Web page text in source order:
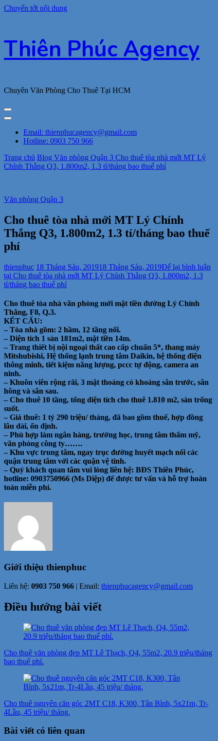
Chuyển tới nội dung
Thiên Phúc Agency
Chuyên Văn Phòng Cho Thuê Tại HCM
Email: thienphucagency@gmail.com
Hotline: 0903 750 966
Trang chủ Blog Văn phòng Quận 3 Cho thuê tòa nhà mới MT Lý
Chính Thắng Q3, 1.800m2, 1.3 tỉ/tháng bao thuế phí
Văn phòng Quận 3
Cho thuê tòa nhà mới MT Lý Chính
Thắng Q3, 1.800m2, 1.3 tỉ/tháng bao thuế
phí
thienphuc 18 Tháng Sáu, 201918 Tháng Sáu, 2019Để lại bình luận
tại Cho thuê tòa nhà mới MT Lý Chính Thắng Q3, 1.800m2, 1.3
tỉ/tháng bao thuế phí
Cho thuê tòa nhà văn phòng mới mặt tiền đường Lý Chính
Thắng, F8, Q.3.
KẾT CẤU:
– Tòa nhà gồm: 2 hầm, 12 tầng nổi.
– Diện tích 1 sàn 181m2, mặt tiền 14m.
– Trang thiết bị nội ngoại thất cao cấp chuẩn 5*, thang máy
Mitshubishi, Hệ thống lạnh trung tâm Daikin, hệ thống điện
thông minh, tiết kiệm năng lượng, pccc tự động, camera an
ninh.
– Khuôn viên rộng rãi, 3 mặt thoáng có khoảng sân trước, sân
hông và sân sau.
– Cho thuê 10 tầng, tổng diện tích cho thuê 1.810 m2, sàn trống
suốt.
– Giá thuê: 1 tỷ 290 triệu/ tháng, đã bao gồm thuế, hợp đồng
lâu dài, ổn định.
– Phù hợp làm ngân hàng, trường học, trung tâm thẩm mỹ,
văn phòng công ty…….
– Khu vực trung tâm, ngay trục đường huyết mạch nối các
quận trung tâm với các quận vệ tinh.
– Quý khách quan tâm vui lòng liên hệ: BĐS Thiên Phúc,
hotline: 0903750966 (Ms Diệp) để được tư vấn và hỗ trợ hoàn
toàn miễn phí.
Giới thiệu thienphuc
Liên hệ: 0903 750 966 | Email: thienphucagency@gmail.com
Điều hướng bài viết
Cho thuê văn phòng đẹp MT Lê Thạch, Q4, 55m2, 20.9 triệu/tháng
bao thuế phí.
Cho thuê nguyên căn góc 2MT C18, K300, Tân Bình, 5x21m, Tr-
4Lầu, 45 triệu/ tháng.
Bài viết có liên quan